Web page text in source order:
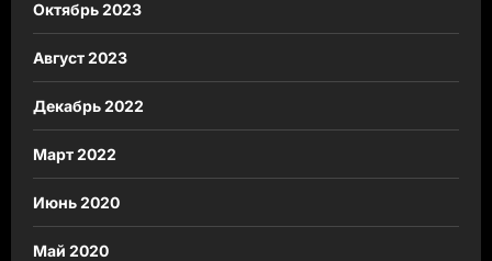
Октябрь 2023
Август 2023
Декабрь 2022
Март 2022
Июнь 2020
Май 2020